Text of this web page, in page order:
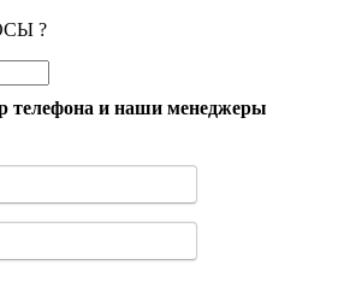
?
телефона и наши менеджеры